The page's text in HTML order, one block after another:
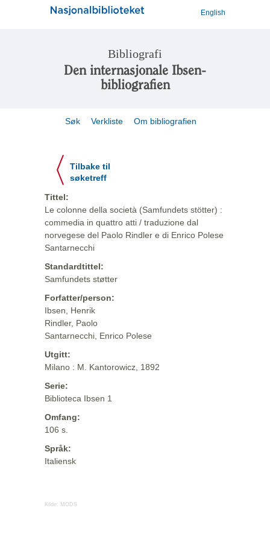
English
Bibliografi
Den internasjonale Ibsen-
bibliografien
Søk Verkliste Om bibliografien
Tilbake til
søketreff
Tittel:
Le colonne della società (Samfundets stötter) :
commedia in quattro atti / traduzione dal
norvegese del Paolo Rindler e di Enrico Polese
Santarnecchi
Standardtittel:
Samfundets støtter
Forfatter/person:
Ibsen, Henrik
Rindler, Paolo
Santarnecchi, Enrico Polese
Utgitt:
Milano : M. Kantorowicz, 1892
Serie:
Biblioteca Ibsen 1
Omfang:
106 s.
Språk:
Italiensk
Kilde: MODS